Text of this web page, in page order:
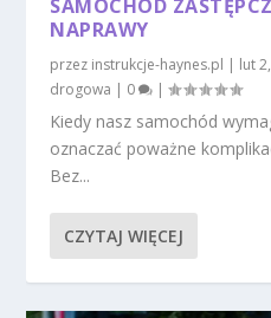
SAMOCHÓD
NAPRAWY
przez instrukcje-haynes.pl | lut
drogowa | 0 |
Kiedy nasz samochód
oznaczać poważne
Bez...
CZYTAJ WIĘCEJ